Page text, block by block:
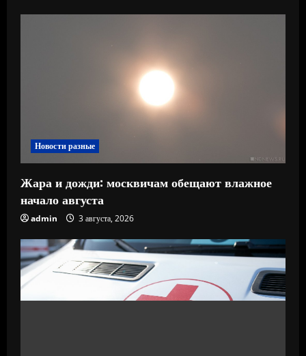
Новости разные
Жара и дожди: москвичам обещают влажное
начало августа
admin 3 августа, 2026